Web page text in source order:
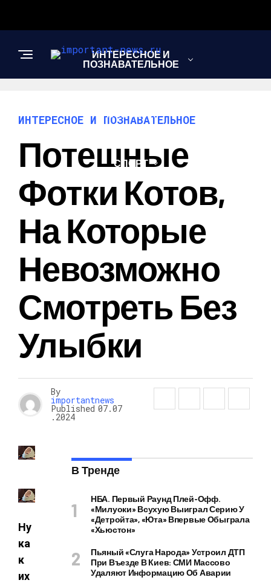
ИНТЕРЕСНОЕ И
ПОЗНАВАТЕЛЬНОЕ
НОВОСТИ
СПОРТ
ИНТЕРЕСНОЕ И ПОЗНАВАТЕЛЬНОЕ
Потешные
Фотки Котов,
На Которые
Невозможно
Смотреть Без
Улыбки
By
importantnews
Published 07.07
.2024
Ну
ка
к
их
В Тренде
НБА. Первый Раунд Плей-Офф.
«Милуоки» Всухую Выиграл Серию У
«Детройта», «Юта» Впервые Обыграла
«Хьюстон»
Пьяный «слуга Народа» Устроил ДТП
При Въезде В Киев: СМИ Массово
Удаляют Информацию Об Аварии